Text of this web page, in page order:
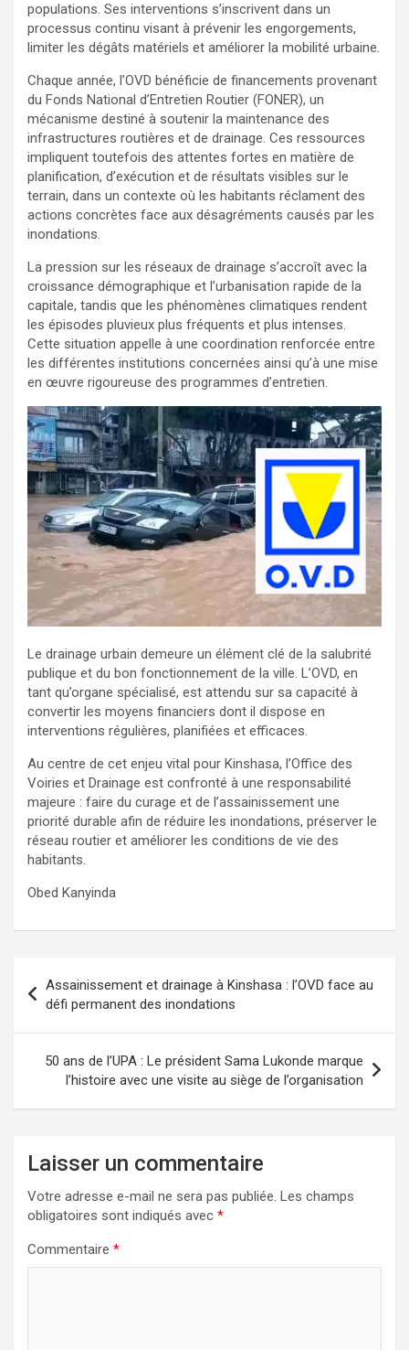
populations. Ses interventions s’inscrivent dans un
processus continu visant à prévenir les engorgements,
limiter les dégâts matériels et améliorer la mobilité urbaine.
Chaque année, l’OVD bénéficie de financements provenant
du Fonds National d’Entretien Routier (FONER), un
mécanisme destiné à soutenir la maintenance des
infrastructures routières et de drainage. Ces ressources
impliquent toutefois des attentes fortes en matière de
planification, d’exécution et de résultats visibles sur le
terrain, dans un contexte où les habitants réclament des
actions concrètes face aux désagréments causés par les
inondations.
La pression sur les réseaux de drainage s’accroît avec la
croissance démographique et l’urbanisation rapide de la
capitale, tandis que les phénomènes climatiques rendent
les épisodes pluvieux plus fréquents et plus intenses.
Cette situation appelle à une coordination renforcée entre
les différentes institutions concernées ainsi qu’à une mise
en œuvre rigoureuse des programmes d’entretien.
Le drainage urbain demeure un élément clé de la salubrité
publique et du bon fonctionnement de la ville. L’OVD, en
tant qu’organe spécialisé, est attendu sur sa capacité à
convertir les moyens financiers dont il dispose en
interventions régulières, planifiées et efficaces.
Au centre de cet enjeu vital pour Kinshasa, l’Office des
Voiries et Drainage est confronté à une responsabilité
majeure : faire du curage et de l’assainissement une
priorité durable afin de réduire les inondations, préserver le
réseau routier et améliorer les conditions de vie des
habitants.
Obed Kanyinda
de
l’article
Assainissement et drainage à Kinshasa : l’OVD face au
défi permanent des inondations
50 ans de l’UPA : Le président Sama Lukonde marque
l’histoire avec une visite au siège de l’organisation
Laisser un commentaire
Votre adresse e-mail ne sera pas publiée. Les champs
obligatoires sont indiqués avec *
Commentaire *